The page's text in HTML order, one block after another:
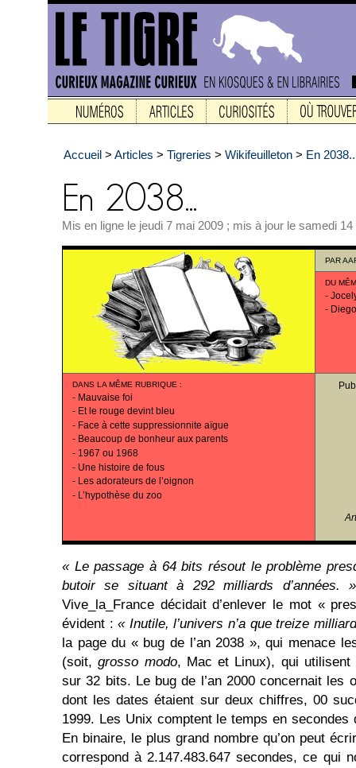
Accueil > Articles > Tigreries > Wikifeuilleton > En
Mis en ligne le jeudi 7 mai 2009 ; mis à jour le samedi
PAR
DU
-
-
DANS LA MÊME RUBRIQUE :
- Mauvaise foi
- Et le rouge devint bleu
- Face à cette suppressionnite aïgue
- Beaucoup de bonheur aux parents
- 1967 ou 1968
- Une histoire de fous
- Les adorateurs de l’oignon
- L’hypothèse du zoo
« Le passage à 64 bits résout le problème
butoir se situant à 292 milliards d’années. »
Vive_la_France décidait d’enlever le mot «
évident :« Inutile, l’univers n’a que treize
la page du « bug de l’an 2038 », qui menace
(soit,grosso modo, Mac et Linux), qui utilisent
sur 32 bits. Le bug de l’an 2000 concernait les
dont les dates étaient sur deux chiffres, 00
1999. Les Unix comptent le temps en secondes
En binaire, le plus grand nombre qu’on peut
correspond à 2.147.483.647 secondes, ce qui